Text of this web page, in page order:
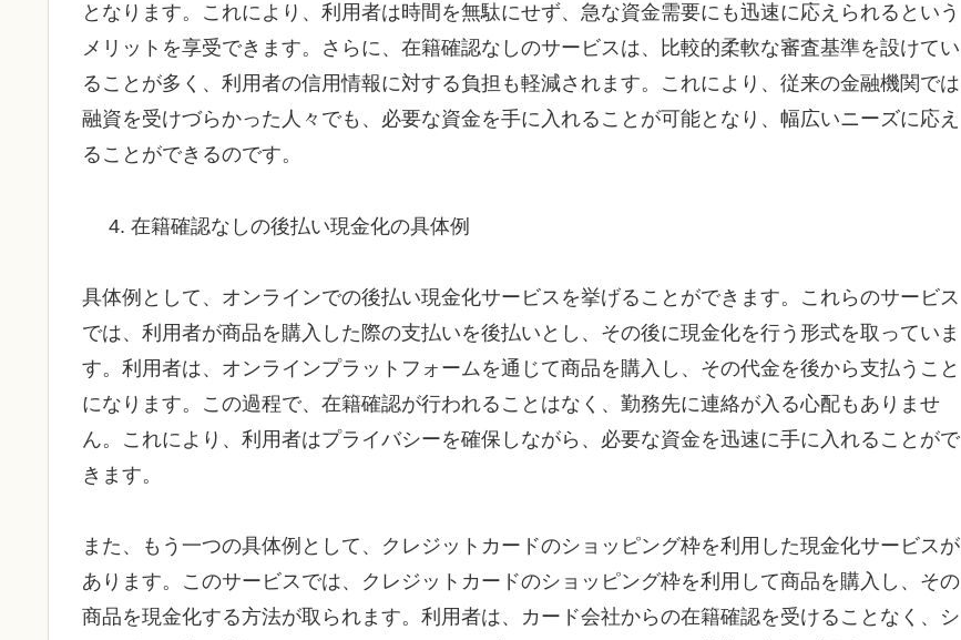
となります。これにより、利用者は時間を無駄にせず、急な資金需要にも迅速に応えられるという
メリットを享受できます。さらに、在籍確認なしのサービスは、比較的柔軟な審査基準を設けてい
ることが多く、利用者の信用情報に対する負担も軽減されます。これにより、従来の金融機関では
融資を受けづらかった人々でも、必要な資金を手に入れることが可能となり、幅広いニーズに応え
ることができるのです。
在籍確認なしの後払い現金化の具体例
具体例として、オンラインでの後払い現金化サービスを挙げることができます。これらのサービス
では、利用者が商品を購入した際の支払いを後払いとし、その後に現金化を行う形式を取っていま
す。利用者は、オンラインプラットフォームを通じて商品を購入し、その代金を後から支払うこと
になります。この過程で、在籍確認が行われることはなく、勤務先に連絡が入る心配もありませ
ん。これにより、利用者はプライバシーを確保しながら、必要な資金を迅速に手に入れることがで
きます。
また、もう一つの具体例として、クレジットカードのショッピング枠を利用した現金化サービスが
あります。このサービスでは、クレジットカードのショッピング枠を利用して商品を購入し、その
商品を現金化する方法が取られます。利用者は、カード会社からの在籍確認を受けることなく、シ